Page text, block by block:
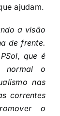
ajudam.
a visão
de frente.
que é
normal o
nas
correntes
o